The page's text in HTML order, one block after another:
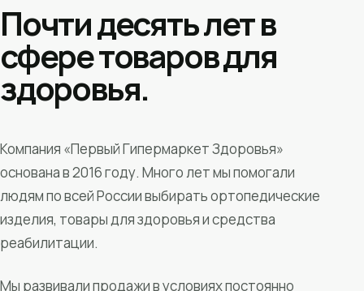
Почти десять лет в
сфере товаров для
здоровья.
Компания «Первый Гипермаркет Здоровья»
основана в 2016 году. Много лет мы помогали
людям по всей России выбирать ортопедические
изделия, товары для здоровья и средства
реабилитации.
Мы развивали продажи в условиях постоянно